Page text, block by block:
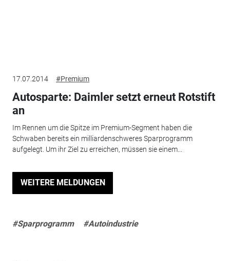
17.07.2014 #Premium
Autosparte: Daimler setzt erneut Rotstift
an
Im Rennen um die Spitze im Premium-Segment haben die
Schwaben bereits ein milliardenschweres Sparprogramm
aufgelegt. Um ihr Ziel zu erreichen, müssen sie einem...
WEITERE MELDUNGEN
#Sparprogramm #Autoindustrie